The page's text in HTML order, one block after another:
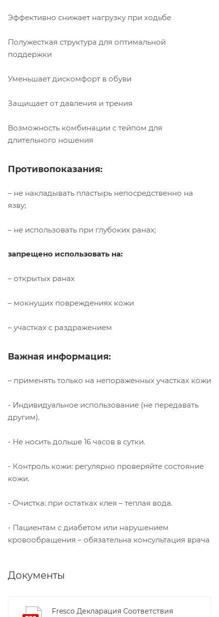
Эффективно снижает нагрузку при ходьбе
Полужесткая структура для оптимальной
поддержки
Уменьшает дискомфорт в обуви
Защищает от давления и трения
Возможность комбинации с тейпом для
длительного ношения
Противопоказания:
– не накладывать пластырь непосредственно на
язву;
– не использовать при глубоких ранах;
запрещено использовать на:
– открытых ранах
– мокнущих повреждениях кожи
– участках с раздражением
Важная информация:
– применять только на непораженных участках кожи
- Индивидуальное использование (не передавать
другим).
- Не носить дольше 16 часов в сутки.
- Контроль кожи: регулярно проверяйте состояние
кожи.
- Очистка: при остатках клея – теплая вода.
- Пациентам с диабетом или нарушением
кровообращения – обязательна консультация врача
Документы
Fresco Декларация Соответствия